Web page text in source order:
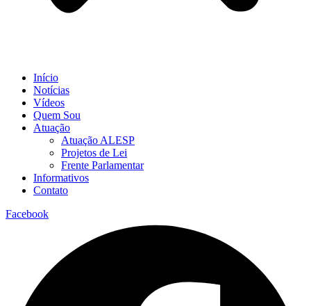
Início
Notícias
Vídeos
Quem Sou
Atuação
Atuação ALESP
Projetos de Lei
Frente Parlamentar
Informativos
Contato
Facebook